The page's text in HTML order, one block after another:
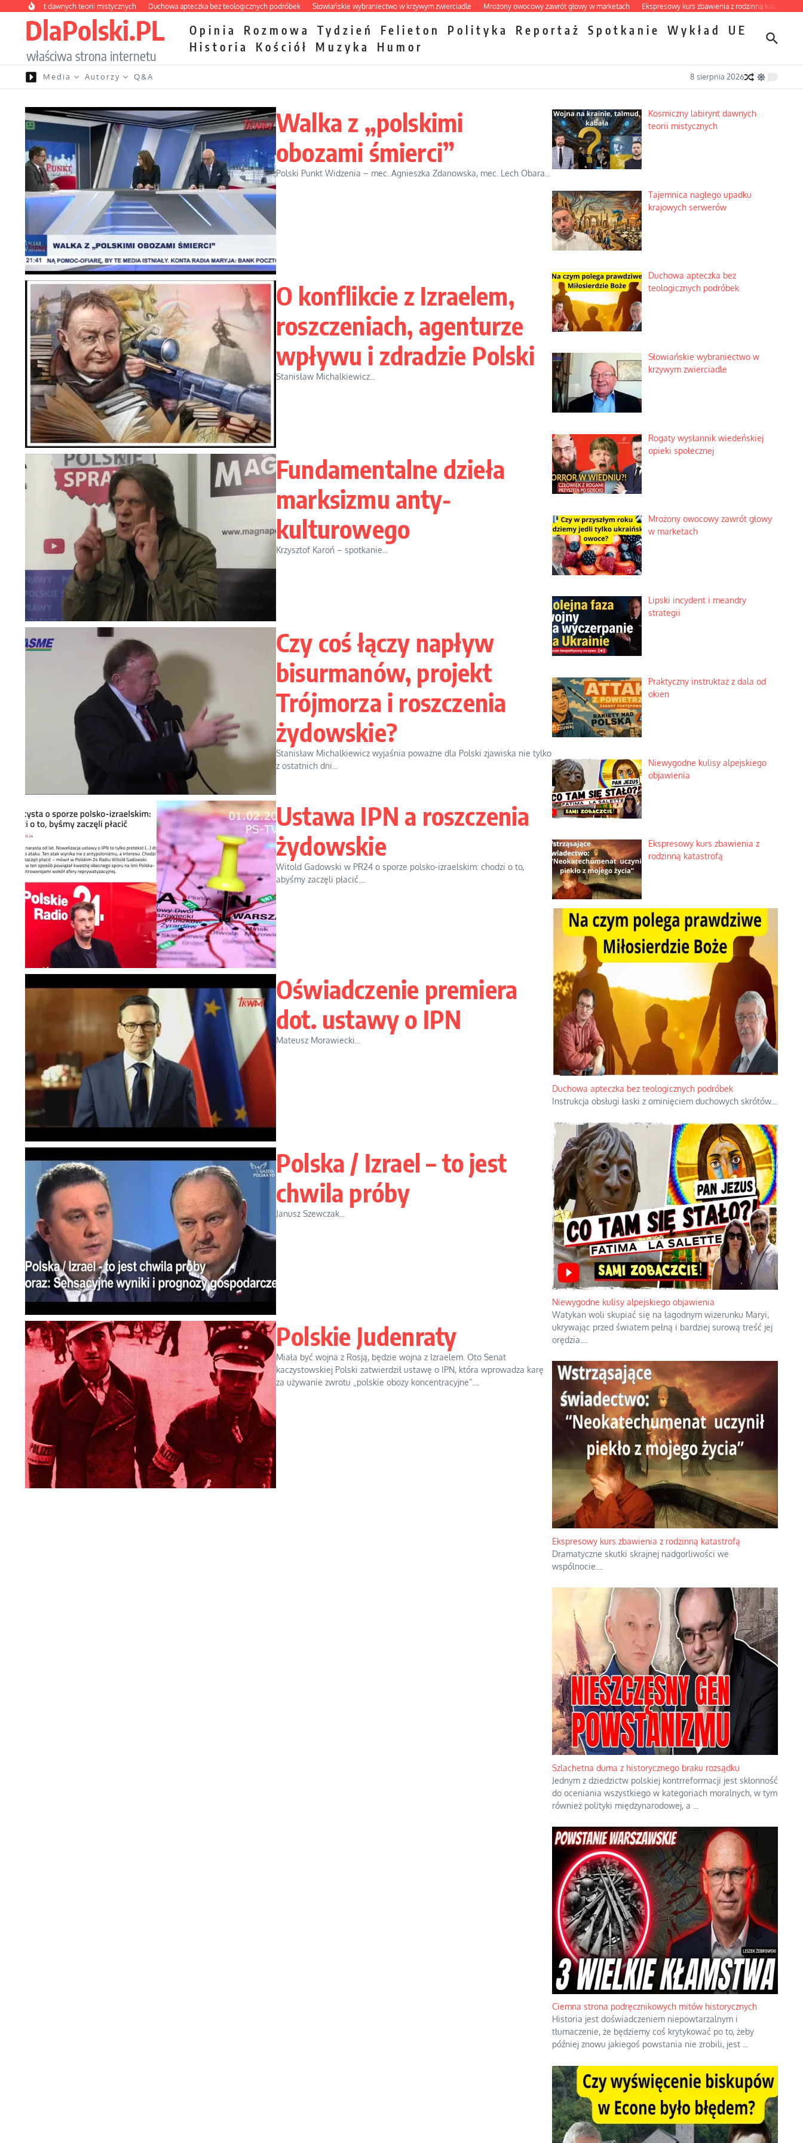
Przejdź do treści
dawnych teorii mistycznych Duchowa apteczka bez teologicznych podróbek Słowiańskie wybraniectwo w krzywym zwierciadle Mrożony owocowy zawrót głowy w marketach Ekspresowy kurs zbawienia z rodzinną katastrofą
DlaPolski.PL
właściwa strona internetu
Opinia Rozmowa Tydzień Felieton Polityka Reportaż Spotkanie Wykład
UE
Historia
Kościół Muzyka Humor
Media Autorzy Q&A 8 sierpnia 2026
Walka z „polskimi
obozami śmierci”
Polski Punkt Widzenia – mec. Agnieszka Zdanowska, mec. Lech Obara...
O konflikcie z Izraelem,
roszczeniach, agenturze
wpływu i zdradzie Polski
Stanisław Michalkiewicz...
Fundamentalne dzieła
marksizmu anty-
kulturowego
Krzysztof Karoń – spotkanie...
Czy coś łączy napływ
bisurmanów, projekt
Trójmorza i roszczenia
żydowskie?
Stanisław Michalkiewicz wyjaśnia poważne dla Polski zjawiska nie tylko
z ostatnich dni...
Ustawa IPN a roszczenia
żydowskie
Witold Gadowski w PR24 o sporze polsko-izraelskim: chodzi o to,
abyśmy zaczęli płacić....
Oświadczenie premiera
dot. ustawy o IPN
Mateusz Morawiecki...
Polska / Izrael – to jest
chwila próby
Janusz Szewczak...
Polskie Judenraty
Miała być wojna z Rosją, będzie wojna z Izraelem. Oto Senat
kaczystowskiej Polski zatwierdził ustawę o IPN, która wprowadza karę
za używanie zwrotu „polskie obozy koncentracyjne”....
Kosmiczny labirynt dawnych
teorii mistycznych
Tajemnica nagłego upadku
krajowych serwerów
Duchowa apteczka bez
teologicznych podróbek
Słowiańskie wybraniectwo w
krzywym zwierciadle
Rogaty wysłannik wiedeńskiej
opieki społecznej
Mrożony owocowy zawrót głowy
w marketach
Lipski incydent i meandry
strategii
Praktyczny instruktaż z dala od
okien
Niewygodne kulisy alpejskiego
objawienia
Ekspresowy kurs zbawienia z
rodzinną katastrofą
Duchowa apteczka bez teologicznych podróbek
Instrukcja obsługi łaski z ominięciem duchowych skrótów.
Niewygodne kulisy alpejskiego objawienia
Watykan woli skupiać się na łagodnym wizerunku Maryi,
ukrywając przed światem pełną i bardziej surową treść jej
orędzia.
Ekspresowy kurs zbawienia z rodzinną katastrofą
Dramatyczne skutki skrajnej nadgorliwości we
wspólnocie.
Szlachetna duma z historycznego braku rozsądku
Jednym z dziedzictw polskiej kontrreformacji jest skłonność
do oceniania wszystkiego w kategoriach moralnych, w tym
również polityki międzynarodowej, a
Ciemna strona podręcznikowych mitów historycznych
Historia jest doświadczeniem niepowtarzalnym i
tłumaczenie, że będziemy coś krytykować po to, żeby
później znowu jakiegoś powstania nie zrobili, jest